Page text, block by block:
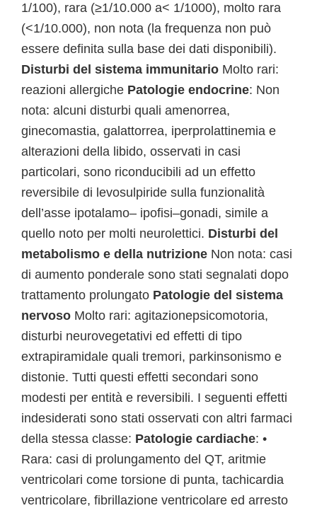
1/100), rara (≥1/10.000 a< 1/1000), molto rara
(<1/10.000), non nota (la frequenza non può
essere definita sulla base dei dati disponibili).
Disturbi del sistema immunitario Molto rari:
reazioni allergiche Patologie endocrine: Non
nota: alcuni disturbi quali amenorrea,
ginecomastia, galattorrea, iperprolattinemia e
alterazioni della libido, osservati in casi
particolari, sono riconducibili ad un effetto
reversibile di levosulpiride sulla funzionalità
dell’asse ipotalamo– ipofisi–gonadi, simile a
quello noto per molti neurolettici. Disturbi del
metabolismo e della nutrizione Non nota: casi
di aumento ponderale sono stati segnalati dopo
trattamento prolungato Patologie del sistema
nervoso Molto rari: agitazionepsicomotoria,
disturbi neurovegetativi ed effetti di tipo
extrapiramidale quali tremori, parkinsonismo e
distonie. Tutti questi effetti secondari sono
modesti per entità e reversibili. I seguenti effetti
indesiderati sono stati osservati con altri farmaci
della stessa classe: Patologie cardiache: •
Rara: casi di prolungamento del QT, aritmie
ventricolari come torsione di punta, tachicardia
ventricolare, fibrillazione ventricolare ed arresto